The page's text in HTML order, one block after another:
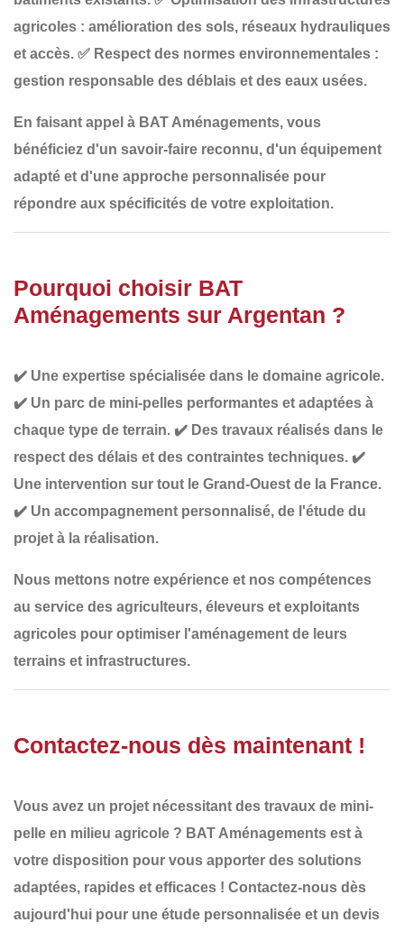
agricoles : amélioration des sols, réseaux hydrauliques
et accès. ✅ Respect des normes environnementales :
gestion responsable des déblais et des eaux usées.
En faisant appel à BAT Aménagements, vous
bénéficiez d'un savoir-faire reconnu, d'un équipement
adapté et d'une approche personnalisée pour
répondre aux spécificités de votre exploitation.
Pourquoi choisir BAT
Aménagements sur Argentan ?
✔️ Une expertise spécialisée dans le domaine agricole.
✔️ Un parc de mini-pelles performantes et adaptées à
chaque type de terrain. ✔️ Des travaux réalisés dans le
respect des délais et des contraintes techniques. ✔️
Une intervention sur tout le Grand-Ouest de la France.
✔️ Un accompagnement personnalisé, de l'étude du
projet à la réalisation.
Nous mettons notre expérience et nos compétences
au service des agriculteurs, éleveurs et exploitants
agricoles pour optimiser l'aménagement de leurs
terrains et infrastructures.
Contactez-nous dès maintenant !
Vous avez un projet nécessitant des travaux de mini-
pelle en milieu agricole ? BAT Aménagements est à
votre disposition pour vous apporter des solutions
adaptées, rapides et efficaces ! Contactez-nous dès
aujourd'hui pour une étude personnalisée et un devis